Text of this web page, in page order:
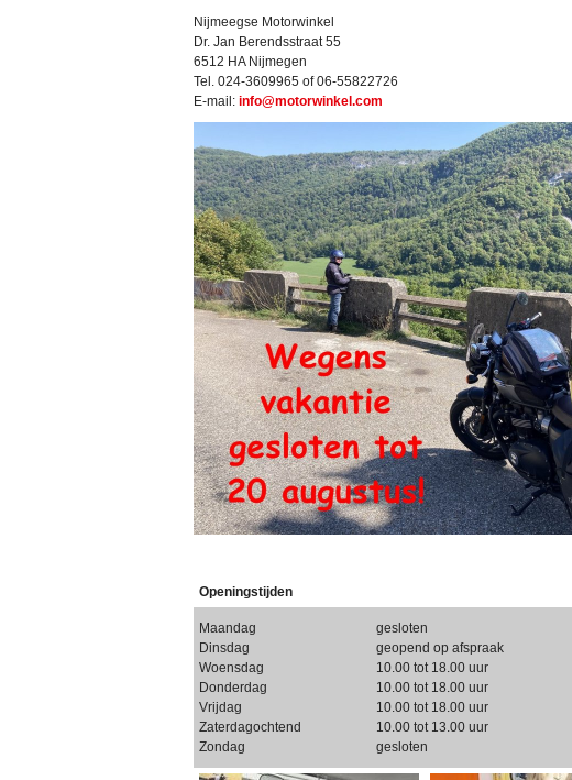
Nijmeegse Motorwinkel
Dr. Jan Berendsstraat 55
6512 HA Nijmegen
Tel. 024-3609965 of 06-
E-mail: info@motorwinkel.com
Openingstijden
Maandag
Dinsdag
Woensdag
Donderdag
Vrijdag
Zaterdagochtend
Zondag
gesloten
geopend op afspraak
10.00 tot 18.00 uur
10.00 tot 18.00 uur
10.00 tot 18.00 uur
10.00 tot 13.00 uur
gesloten